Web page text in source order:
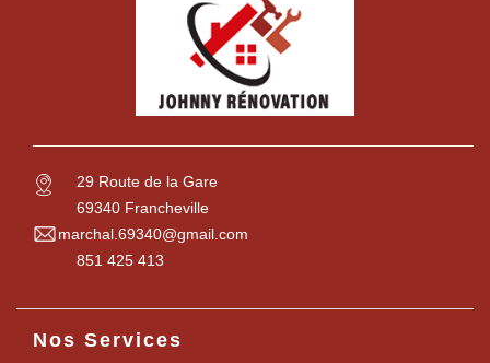
29 Route de la Gare
69340 Francheville
marchal.69340@gmail.com
851 425 413
Nos Services